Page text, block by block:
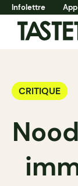
Infolettre
CRITIQUE